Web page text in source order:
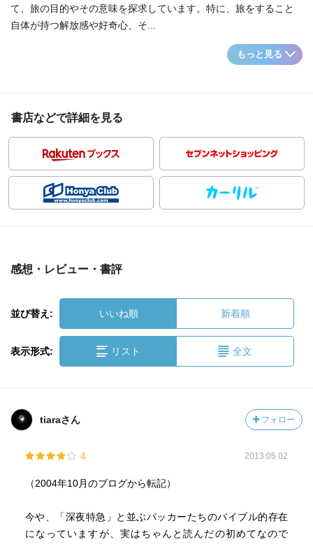
て、旅の目的やその意味を探求しています。特に、旅をすること
自体が持つ解放感や好奇心、そ...
もっと見る
書店などで詳細を見る
感想・レビュー・書評
並び替え: いいね順 新着順
表示形式: リスト 全文
tiaraさん フォロー
4 2013.05.02
（2004年10月のブログから転記）
今や、「深夜特急」と並ぶパッカーたちのバイブル的存在
になっていますが、実はちゃんと読んだの初めてなので